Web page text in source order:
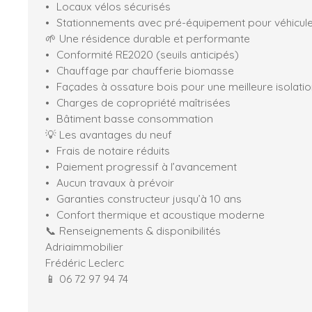
Locaux vélos sécurisés
Stationnements avec pré-équipement pour
🌱 Une résidence durable et performante
Conformité RE2020 (seuils anticipés)
Chauffage par chaufferie biomasse
Façades à ossature bois pour une meilleure
Charges de copropriété maîtrisées
Bâtiment basse consommation
💡 Les avantages du neuf
Frais de notaire réduits
Paiement progressif à l’avancement
Aucun travaux à prévoir
Garanties constructeur jusqu’à 10 ans
Confort thermique et acoustique moderne
📞 Renseignements & disponibilités
Adriaimmobilier
Frédéric Leclerc
📱 06 72 97 94 74